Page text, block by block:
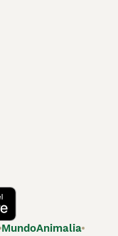
MundoAnimalia